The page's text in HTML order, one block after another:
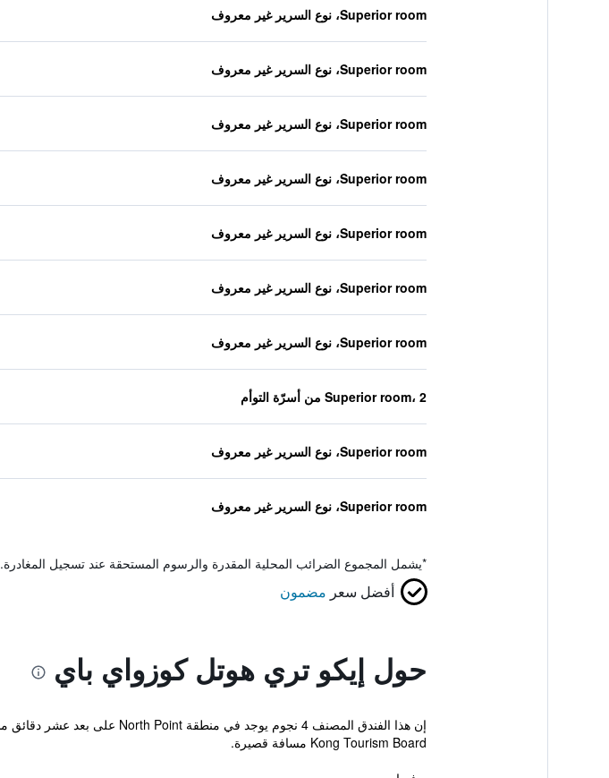
Superior room، نوع السرير غير معروف
Superior room، نوع السرير غير معروف
Superior room، نوع السرير غير معروف
Superior room، نوع السرير غير معروف
Superior room، نوع السرير غير معروف
Superior room، نوع السرير غير معروف
Superior room، نوع السرير غير معروف
Superior room، 2 من أسرّة التوأم
Superior room، نوع السرير غير معروف
Superior room، نوع السرير غير معروف
*يشمل المجموع الضرائب المحلية المقدرة والرسوم المستحقة عند تسجيل المغادرة.
أفضل سعر مضمون
حول إيكو تري هوتل كوزواي باي
Kong Tourism Board مسافة قصيرة.